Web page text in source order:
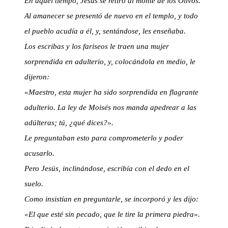
Al amanecer se presentó de nuevo en el templo, y todo
el pueblo acudía a él, y, sentándose, les enseñaba.
Los escribas y los fariseos le traen una mujer
sorprendida en adulterio, y, colocándola en medio, le
dijeron:
«Maestro, esta mujer ha sido sorprendida en flagrante
adulterio. La ley de Moisés nos manda apedrear a las
adúlteras; tú, ¿qué dices?».
Le preguntaban esto para comprometerlo y poder
acusarlo.
Pero Jesús, inclinándose, escribía con el dedo en el
suelo.
Como insistían en preguntarle, se incorporó y les dijo:
«El que esté sin pecado, que le tire la primera piedra».